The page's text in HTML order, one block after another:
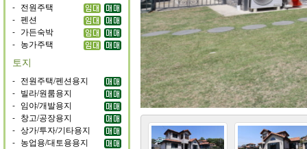
- 전원주택
- 펜션
- 가든숙박
- 농가주택
토지
- 전원주택/펜션용지
- 빌라/원룸용지
- 임야/개발용지
- 창고/공장용지
- 상가/투자/기타용지
- 농업용/대토용용지